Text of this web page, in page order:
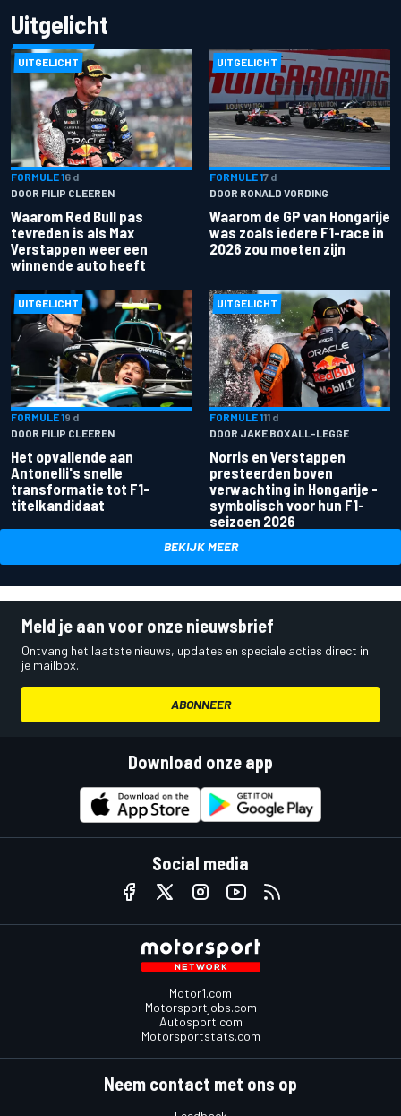
Uitgelicht
UITGELICHT
FORMULE 16 d
DOOR FILIP CLEEREN
Waarom Red Bull pas
tevreden is als Max
Verstappen weer een
winnende auto heeft
UITGELICHT
FORMULE 17 d
DOOR RONALD VORDING
Waarom de GP van Hongarije
was zoals iedere F1-race in
2026 zou moeten zijn
UITGELICHT
FORMULE 19 d
DOOR FILIP CLEEREN
Het opvallende aan
Antonelli's snelle
transformatie tot F1-
titelkandidaat
UITGELICHT
FORMULE 111 d
DOOR JAKE BOXALL-LEGGE
Norris en Verstappen
presteerden boven
verwachting in Hongarije -
symbolisch voor hun F1-
seizoen 2026
BEKIJK MEER
Meld je aan voor onze nieuwsbrief
Ontvang het laatste nieuws, updates en speciale acties direct in
je mailbox.
ABONNEER
Download onze app
Social media
Motor1.com
Motorsportjobs.com
Autosport.com
Motorsportstats.com
Neem contact met ons op